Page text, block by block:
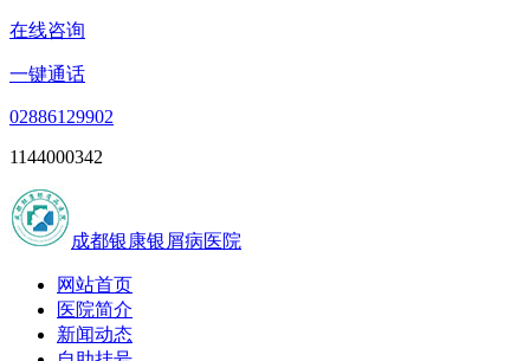
在线咨询
一键通话
02886129902
1144000342
成都银康银屑病医院
网站首页
医院简介
新闻动态